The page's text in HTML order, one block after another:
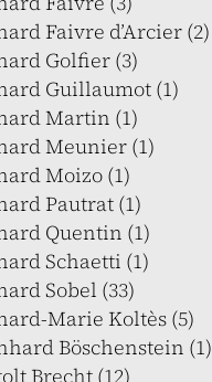
Faivre d’Arcier (2)
Golfier (3)
Guillaumot (1)
Martin (1)
Meunier (1)
Moizo (1)
Pautrat (1)
Quentin (1)
Schaetti (1)
Sobel (33)
Marie Koltès (5)
Böschenstein (1)
Brecht (12)